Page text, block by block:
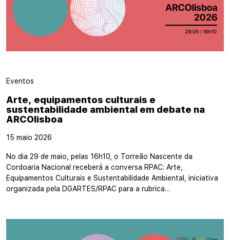
Eventos
Arte, equipamentos culturais e
sustentabilidade ambiental em debate na
ARCOlisboa
15 maio 2026
No dia 29 de maio, pelas 16h10, o Torreão Nascente da
Cordoaria Nacional receberá a conversa RPAC: Arte,
Equipamentos Culturais e Sustentabilidade Ambiental, iniciativa
organizada pela DGARTES/RPAC para a rubrica…